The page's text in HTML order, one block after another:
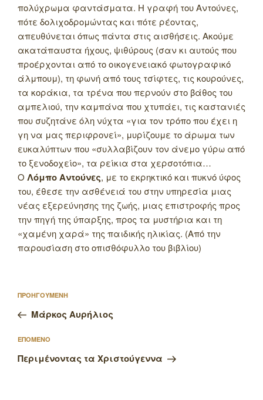
πολύχρωμα φαντάσματα. Η γραφή του Αντούνες,
πότε δολιχοδρομώντας και πότε ρέοντας,
απευθύνεται όπως πάντα στις αισθήσεις. Ακούμε
ακατάπαυστα ήχους, ψιθύρους (σαν κι αυτούς που
προέρχονται από το οικογενειακό φωτογραφικό
άλμπουμ), τη φωνή από τους τσίφτες, τις κουρούνες,
τα κοράκια, τα τρένα που περνούν στο βάθος του
αμπελιού, την καμπάνα που χτυπάει, τις καστανιές
που συζητάνε όλη νύχτα «για τον τρόπο που έχει η
γη να μας περιφρονεί», μυρίζουμε το άρωμα των
ευκαλύπτων που «συλλαβίζουν τον άνεμο γύρω από
το ξενοδοχείο», τα ρείκια στα χερσοτόπια…
Ο Λόμπο Αντούνες, με το εκρηκτικό και πυκνό ύφος
του, έθεσε την ασθένειά του στην υπηρεσία μιας
νέας εξερεύνησης της ζωής, μιας επιστροφής προς
την πηγή της ύπαρξης, προς τα μυστήρια και τη
«χαμένη χαρά» της παιδικής ηλικίας. (Από την
παρουσίαση στο οπισθόφυλλο του βιβλίου)
άρθρων
Προηγούμενο
άρθρο
ΠΡΟΗΓΟΥΜΕΝΗ
Μάρκος Αυρήλιος
Επόμενο
άρθρο
ΕΠΟΜΕΝΟ
Περιμένοντας τα Χριστούγεννα